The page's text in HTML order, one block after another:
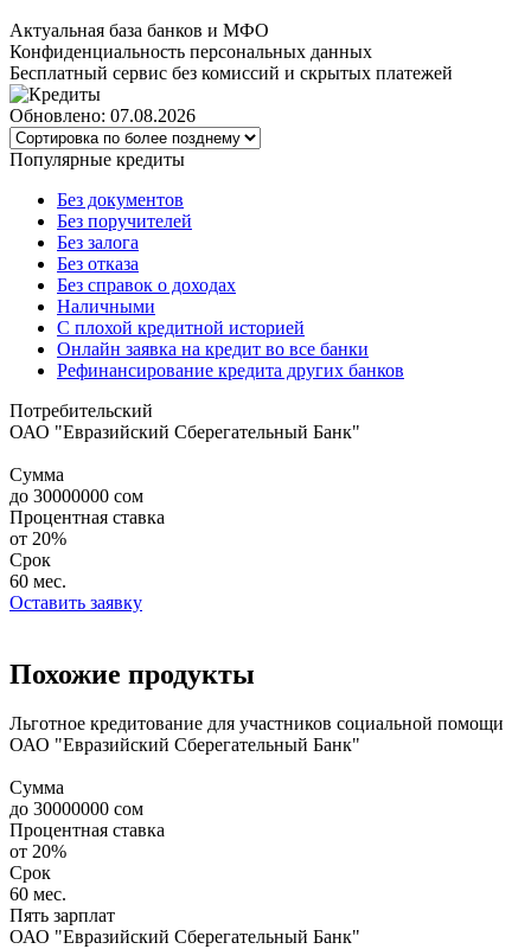
Актуальная база банков и МФО
Конфиденциальность персональных данных
Бесплатный сервис без комиссий и скрытых платежей
Обновлено: 07.08.2026
Популярные кредиты
Без документов
Без поручителей
Без залога
Без отказа
Без справок о доходах
Наличными
С плохой кредитной историей
Онлайн заявка на кредит во все банки
Рефинансирование кредита других банков
Потребительский
ОАО "Евразийский Сберегательный Банк"
Сумма
до 30000000 сом
Процентная ставка
от 20%
Срок
60 мес.
Оставить заявку
Похожие продукты
Льготное кредитование для участников социальной помощи
ОАО "Евразийский Сберегательный Банк"
Сумма
до 30000000 сом
Процентная ставка
от 20%
Срок
60 мес.
Пять зарплат
ОАО "Евразийский Сберегательный Банк"